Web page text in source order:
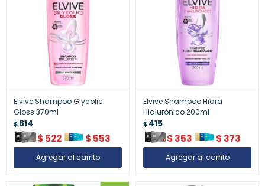
Elvive Shampoo Glycolic
Gloss 370ml
$614
$ 522 $ 553
Elvive Shampoo Hidra
Hialurónico 200ml
$415
$ 353 $ 373